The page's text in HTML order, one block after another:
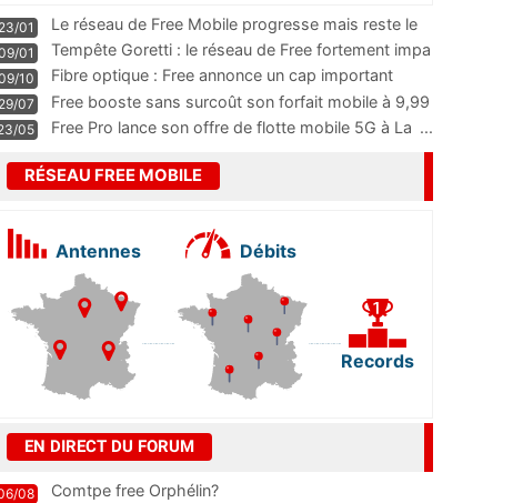
23/01
Le réseau de Free Mobile progresse mais reste le
m
...
01
Tempête Goretti : le réseau de Free fortement impa
10
Fibre optique : Free annonce un cap important
pass
...
29/07
Free booste sans surcoût son forfait mobile à 9,99
05 Free Pro lance son offre de flotte mobile 5G à La ...
RÉSEAU FREE MOBILE
Antennes Débits
Records
EN DIRECT DU FORUM
08 Comtpe free Orphélin?